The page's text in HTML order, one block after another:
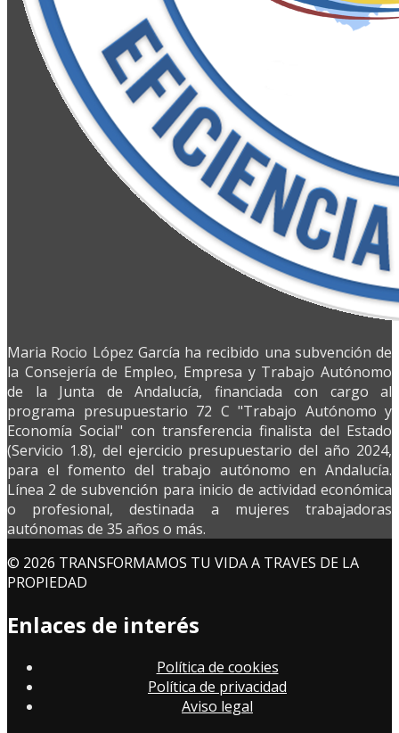
Maria Rocio López García ha recibido una subvención de
la Consejería de Empleo, Empresa y Trabajo Autónomo
de la Junta de Andalucía, financiada con cargo al
programa presupuestario 72 C "Trabajo Autónomo y
Economía Social" con transferencia finalista del Estado
(Servicio 1.8), del ejercicio presupuestario del año 2024,
para el fomento del trabajo autónomo en Andalucía.
Línea 2 de subvención para inicio de actividad económica
o profesional, destinada a mujeres trabajadoras
autónomas de 35 años o más.
© 2026 TRANSFORMAMOS TU VIDA A TRAVES DE LA
PROPIEDAD
Enlaces de interés
Política de cookies
Política de privacidad
Aviso legal